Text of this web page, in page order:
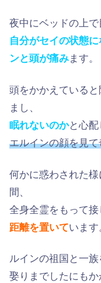
夜中にベッドの上で
自分がセイの状態
ンと頭が痛みます。
頭をかかえている
まし、
眠れないのかと心配
エルインの顔を見
何かに惑わされた
間、
全身全霊をもって
距離を置いています
ルインの祖国と一
娶りまでしたにも